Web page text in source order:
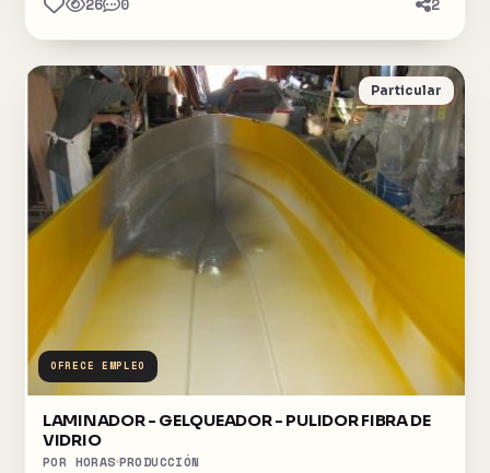
26 0 2
Particular
OFRECE EMPLEO
LAMINADOR - GELQUEADOR - PULIDOR FIBRA DE
VIDRIO
POR HORAS PRODUCCIÓN